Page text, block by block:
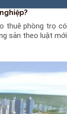
thuê phòng trọ có
sản theo luật mới